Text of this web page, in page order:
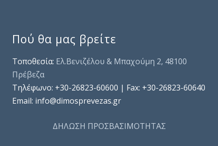
Πού θα μας βρείτε
Τοποθεσία: Ελ.Βενιζέλου & Μπαχούμη 2, 48100
Πρέβεζα
Τηλέφωνo: +30-26823-60600 | Fax: +30-26823-60640
Email: info@dimosprevezas.gr
ΔΗΛΩΣΗ ΠΡΟΣΒΑΣΙΜΟΤΗΤΑΣ